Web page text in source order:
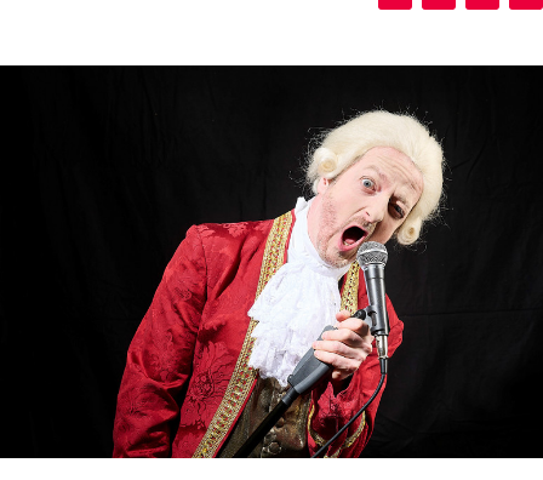
Einverständnis-Optionen des Benutzers
Statistik
Statistik Cookies erfassen Informationen anonym.
Diese Informationen helfen uns zu verstehen, wie
unsere Besucher unsere Website nutzen.
Google Analytics
Name: